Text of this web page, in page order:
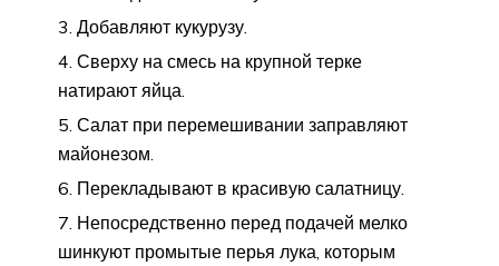
Добавляют кукурузу.
Сверху на смесь на крупной терке
натирают яйца.
Салат при перемешивании заправляют
майонезом.
Перекладывают в красивую салатницу.
Непосредственно перед подачей мелко
шинкуют промытые перья лука, которым